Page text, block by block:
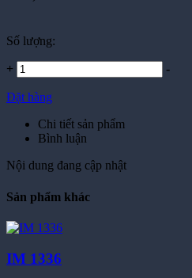
Số lượng:
+
Đặt hàng
Chi tiết sản phẩm
Bình luận
Nội dung đang cập nhật
Sản phẩm khác
IM 1336